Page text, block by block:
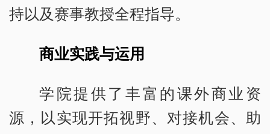
持以及赛事教授全程指导。
商业实践与运用
学院提供了丰富的课外商业资
源，以实现开拓视野、对接机会、助